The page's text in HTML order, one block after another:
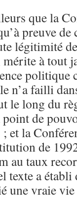
que la
preuve
légitimité
à tout
politique
n’a failli
le long du
point de
et la
de
au taux
texte a
une vraie